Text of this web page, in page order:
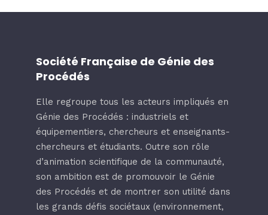
Société Française de Génie des
Procédés
Elle regroupe tous les acteurs impliqués en
Génie des Procédés : industriels et
équipementiers, chercheurs et enseignants-
chercheurs et étudiants. Outre son rôle
d’animation scientifique de la communauté,
son ambition est de promouvoir le Génie
des Procédés et de montrer son utilité dans
les grands défis sociétaux (environnement,